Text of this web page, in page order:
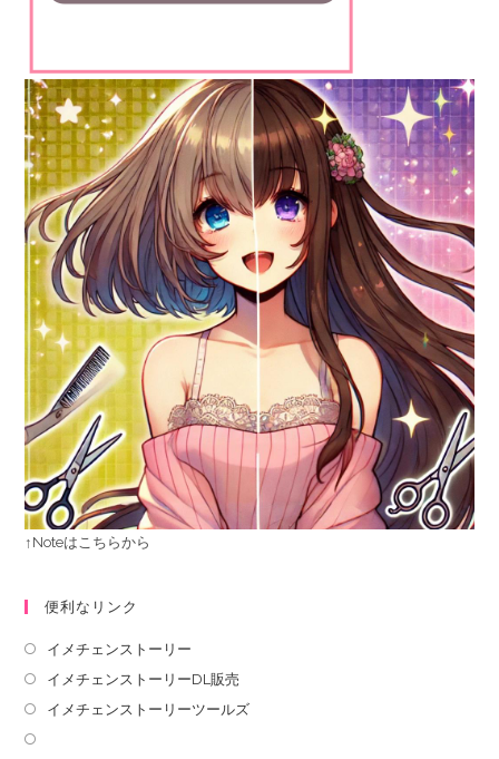
↑Noteはこちらから
便利なリンク
イメチェンストーリー
イメチェンストーリーDL販売
イメチェンストーリーツールズ